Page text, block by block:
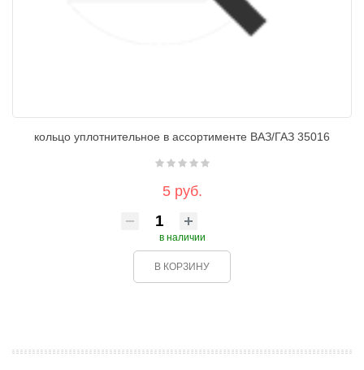
кольцо уплотнительное в ассортименте ВАЗ/ГАЗ 35016
5 руб.
в наличии
В КОРЗИНУ